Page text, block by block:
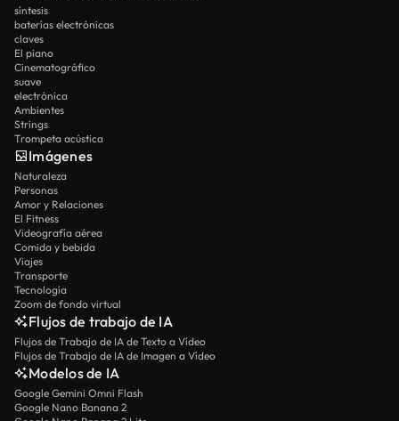
síntesis
baterías electrónicas
claves
El piano
Cinematográfico
suave
electrónica
Ambientes
Strings
Trompeta acústica
Imágenes
Naturaleza
Personas
Amor y Relaciones
El Fitness
Videografía aérea
Comida y bebida
Viajes
Transporte
Tecnología
Zoom de fondo virtual
Flujos de trabajo de IA
Flujos de Trabajo de IA de Texto a Vídeo
Flujos de Trabajo de IA de Imagen a Vídeo
Modelos de IA
Google Gemini Omni Flash
Google Nano Banana 2